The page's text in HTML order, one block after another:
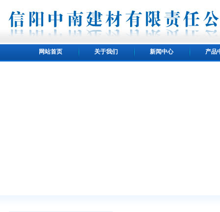
网站首页 关于我们 新闻中心 产品